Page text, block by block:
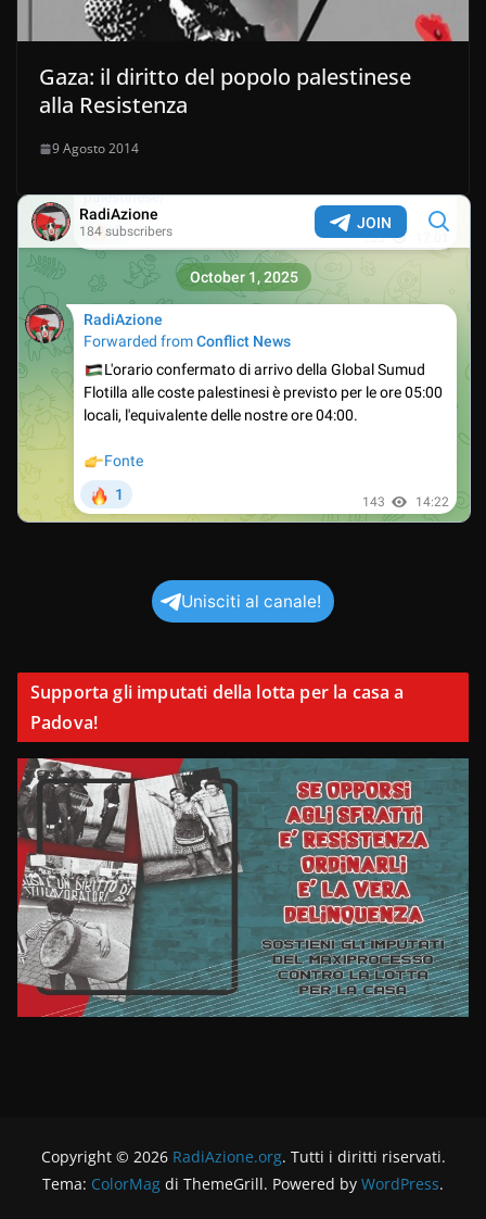
Gaza: il diritto del popolo palestinese
alla Resistenza
9 Agosto 2014
Unisciti al canale!
Supporta gli imputati della lotta per la casa a
Padova!
Copyright © 2026 RadiAzione.org. Tutti i diritti riservati.
Tema: ColorMag di ThemeGrill. Powered by WordPress.